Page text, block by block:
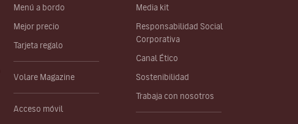
Menú a bordo
Mejor precio
Tarjeta regalo
Volare Magazine
Acceso móvil
Media kit
Responsabilidad Social
Corporativa
Canal Ético
Sostenibilidad
Trabaja con nosotros